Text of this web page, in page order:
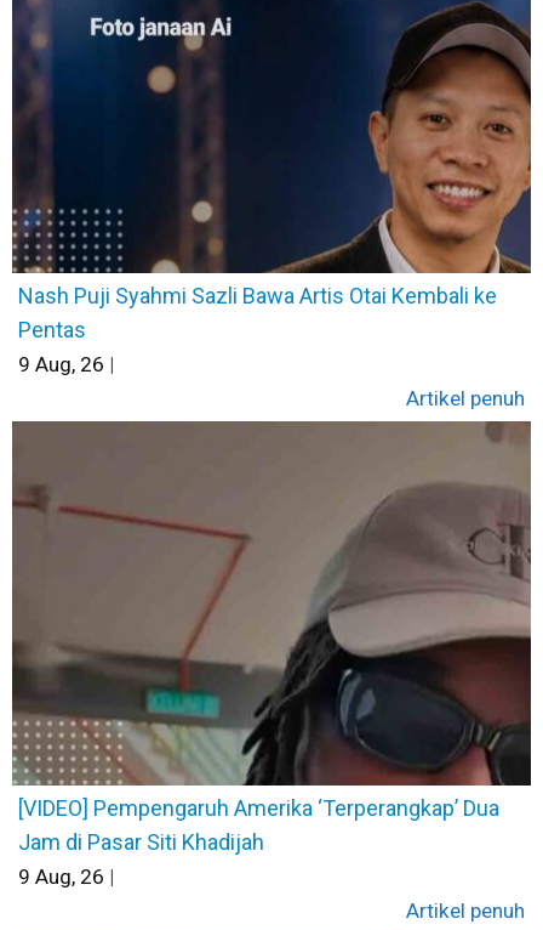
Nash Puji Syahmi Sazli Bawa Artis Otai Kembali ke
Pentas
9 Aug, 26 |
Artikel penuh
[VIDEO] Pempengaruh Amerika ‘Terperangkap’ Dua
Jam di Pasar Siti Khadijah
9 Aug, 26 |
Artikel penuh